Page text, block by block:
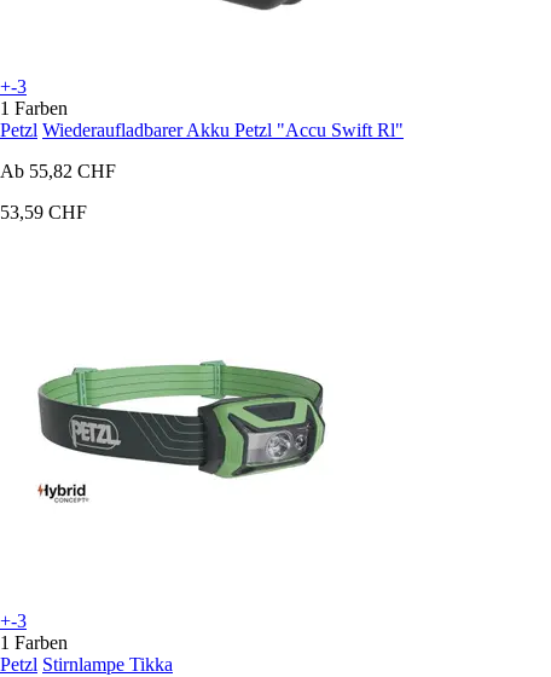
+-3
1 Farben
Petzl Wiederaufladbarer Akku Petzl "Accu Swift Rl"
Ab 55,82 CHF
53,59 CHF
+-3
1 Farben
Petzl Stirnlampe Tikka